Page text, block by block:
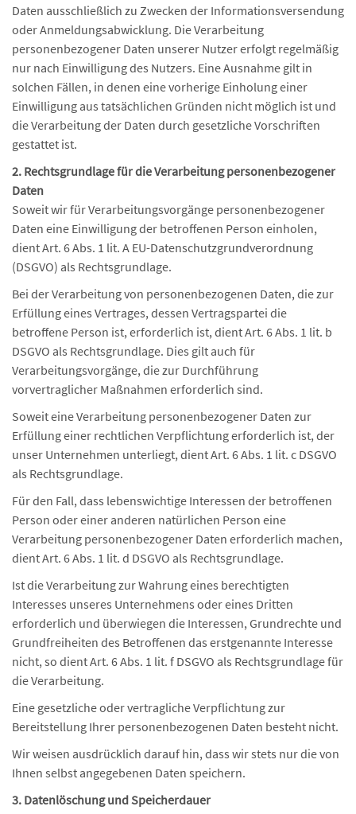
Daten ausschließlich zu Zwecken der Informationsversendung
oder Anmeldungsabwicklung. Die Verarbeitung
personenbezogener Daten unserer Nutzer erfolgt regelmäßig
nur nach Einwilligung des Nutzers. Eine Ausnahme gilt in
solchen Fällen, in denen eine vorherige Einholung einer
Einwilligung aus tatsächlichen Gründen nicht möglich ist und
die Verarbeitung der Daten durch gesetzliche Vorschriften
gestattet ist.
2. Rechtsgrundlage für die Verarbeitung personenbezogener
Daten
Soweit wir für Verarbeitungsvorgänge personenbezogener
Daten eine Einwilligung der betroffenen Person einholen,
dient Art. 6 Abs. 1 lit. A EU-Datenschutzgrundverordnung
(DSGVO) als Rechtsgrundlage.
Bei der Verarbeitung von personenbezogenen Daten, die zur
Erfüllung eines Vertrages, dessen Vertragspartei die
betroffene Person ist, erforderlich ist, dient Art. 6 Abs. 1 lit. b
DSGVO als Rechtsgrundlage. Dies gilt auch für
Verarbeitungsvorgänge, die zur Durchführung
vorvertraglicher Maßnahmen erforderlich sind.
Soweit eine Verarbeitung personenbezogener Daten zur
Erfüllung einer rechtlichen Verpflichtung erforderlich ist, der
unser Unternehmen unterliegt, dient Art. 6 Abs. 1 lit. c DSGVO
als Rechtsgrundlage.
Für den Fall, dass lebenswichtige Interessen der betroffenen
Person oder einer anderen natürlichen Person eine
Verarbeitung personenbezogener Daten erforderlich machen,
dient Art. 6 Abs. 1 lit. d DSGVO als Rechtsgrundlage.
Ist die Verarbeitung zur Wahrung eines berechtigten
Interesses unseres Unternehmens oder eines Dritten
erforderlich und überwiegen die Interessen, Grundrechte und
Grundfreiheiten des Betroffenen das erstgenannte Interesse
nicht, so dient Art. 6 Abs. 1 lit. f DSGVO als Rechtsgrundlage für
die Verarbeitung.
Eine gesetzliche oder vertragliche Verpflichtung zur
Bereitstellung Ihrer personenbezogenen Daten besteht nicht.
Wir weisen ausdrücklich darauf hin, dass wir stets nur die von
Ihnen selbst angegebenen Daten speichern.
3. Datenlöschung und Speicherdauer